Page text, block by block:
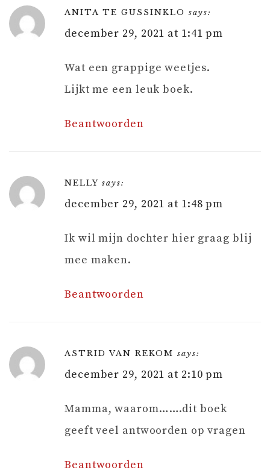
ANITA TE GUSSINKLO says:
december 29, 2021 at 1:41 pm
Wat een grappige weetjes.
Lijkt me een leuk boek.
Beantwoorden
NELLY says:
december 29, 2021 at 1:48 pm
Ik wil mijn dochter hier graag blij
mee maken.
Beantwoorden
ASTRID VAN REKOM says:
december 29, 2021 at 2:10 pm
Mamma, waarom…….dit boek
geeft veel antwoorden op vragen
Beantwoorden